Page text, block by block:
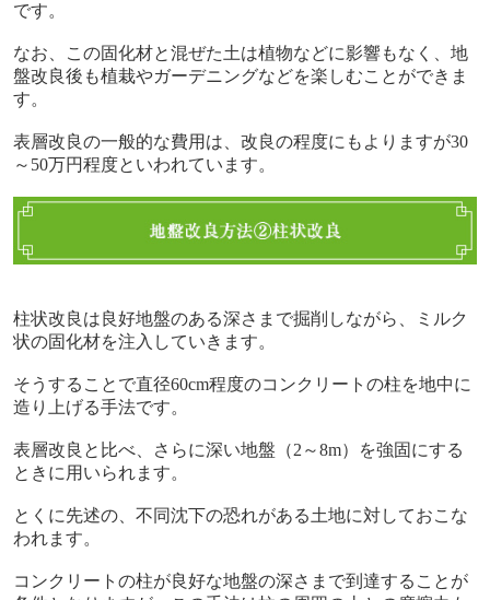
です。
なお、この固化材と混ぜた土は植物などに影響もなく、地
盤改良後も植栽やガーデニングなどを楽しむことができま
す。
表層改良の一般的な費用は、改良の程度にもよりますが30
～50万円程度といわれています。
柱状改良は良好地盤のある深さまで掘削しながら、ミルク
状の固化材を注入していきます。
そうすることで直径60cm程度のコンクリートの柱を地中に
造り上げる手法です。
表層改良と比べ、さらに深い地盤（2～8m）を強固にする
ときに用いられます。
とくに先述の、不同沈下の恐れがある土地に対しておこな
われます。
コンクリートの柱が良好な地盤の深さまで到達することが